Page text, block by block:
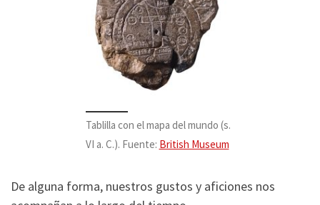
Tablilla con el mapa del mundo (s.
VI a. C.). Fuente: British Museum
De alguna forma, nuestros gustos y aficiones nos